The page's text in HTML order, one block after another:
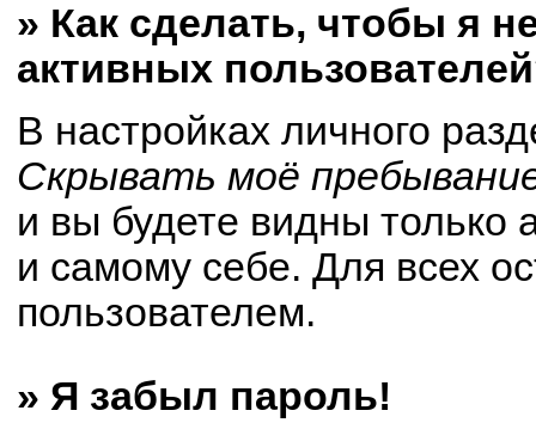
» Как сделать, чтобы я
активных
В настройках личного
Скрывать моё
и вы будете видны только
и самому себе. Для всех
пользователем.
» Я забыл пароль!